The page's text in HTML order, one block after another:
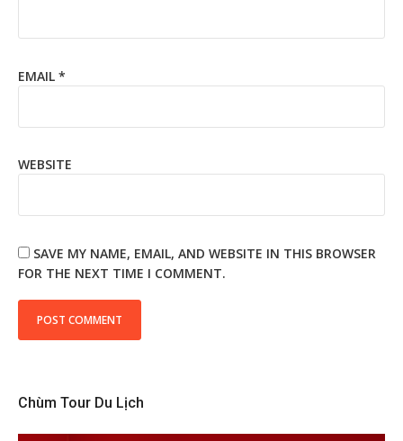
EMAIL *
WEBSITE
SAVE MY NAME, EMAIL, AND WEBSITE IN THIS BROWSER
FOR THE NEXT TIME I COMMENT.
Chùm Tour Du Lịch